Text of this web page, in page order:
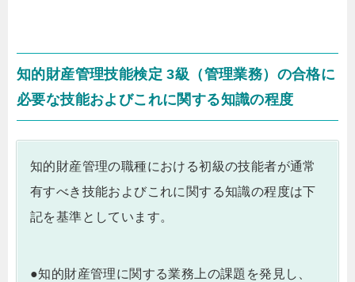
知的財産管理技能検定 3級（管理業務）の合格に
必要な技能およびこれに関する知識の程度
知的財産管理の職種における初級の技能者が通常
有すべき技能およびこれに関する知識の程度は下
記を基準としています。
●知的財産管理に関する業務上の課題を発見し、